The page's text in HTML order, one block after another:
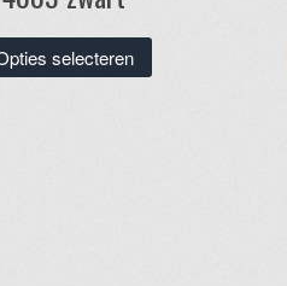
selecteren
product